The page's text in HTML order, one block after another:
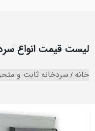
لیست قیمت انواع
خانه سردخانه ثابت و